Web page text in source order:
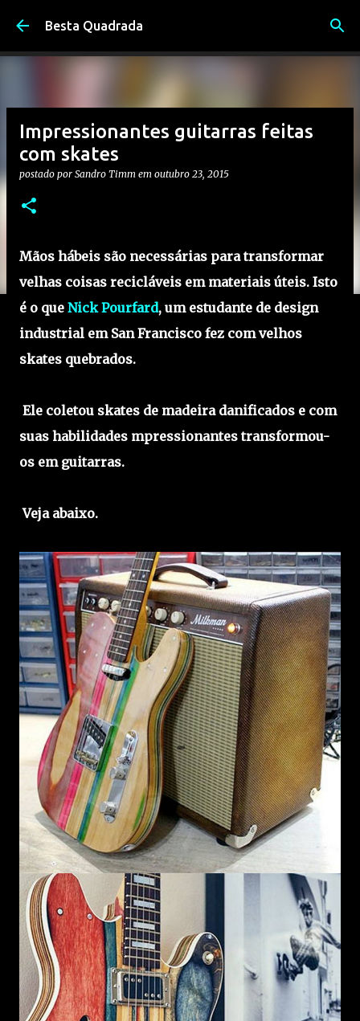
Pular para o conteúdo principal
Besta Quadrada
Impressionantes guitarras feitas
com skates
postado por Sandro Timm em outubro 23, 2015
Mãos hábeis são necessárias para transformar
velhas coisas recicláveis em materiais úteis. Isto
é o que Nick Pourfard, um estudante de design
industrial em San Francisco fez com velhos
skates quebrados.
Ele coletou skates de madeira danificados e com
suas habilidades mpressionantes transformou-
os em guitarras.
Veja abaixo.